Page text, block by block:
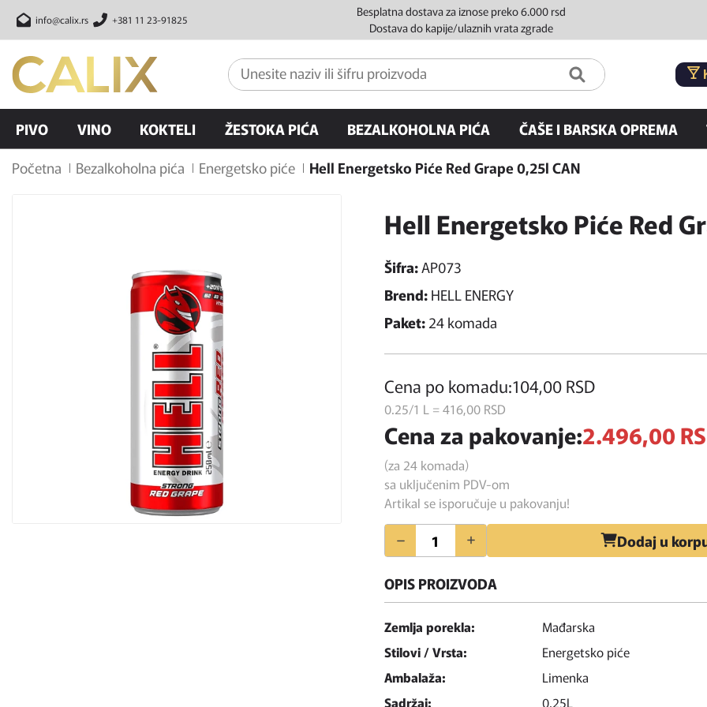
info@calix.rs +381 11 23-91825
Besplatna dostava za iznose preko 6.000 rsd
Dostava do kapije/ulaznih vrata zgrade
PIVO VINO KOKTELI ŽESTOKA PIĆA BEZALKOHOLNA PIĆA ČAŠE I BARSKA OPREMA
Početna
Bezalkoholna pića Energetsko piće Hell Energetsko Piće Red Grape 0,25l CAN
Hell Energetsko Piće Red
Šifra:AP073
Brend:HELL ENERGY
Paket:24 komada
Cena po komadu:104,00RSD
0.25/1 L = 416,00 RSD
Cena za pakovanje:2.496,00
(za 24 komada)
sa uključenim PDV-om
Artikal se isporučuje u pakovanju!
Dodaj u
OPIS PROIZVODA
Zemlja porekla:
Mađarska
Stilovi / Vrsta:
Energetsko piće
Ambalaža:
Limenka
Sadržaj:
0.25L